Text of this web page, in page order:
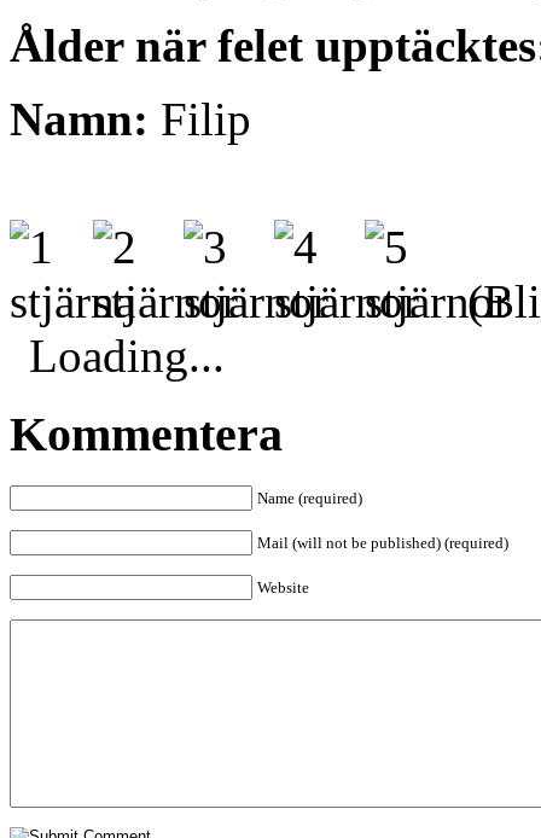
Ålder när felet
Namn: Filip
(Bli
Loading...
Kommentera
Name (required)
Mail (will not be published) (required)
Website